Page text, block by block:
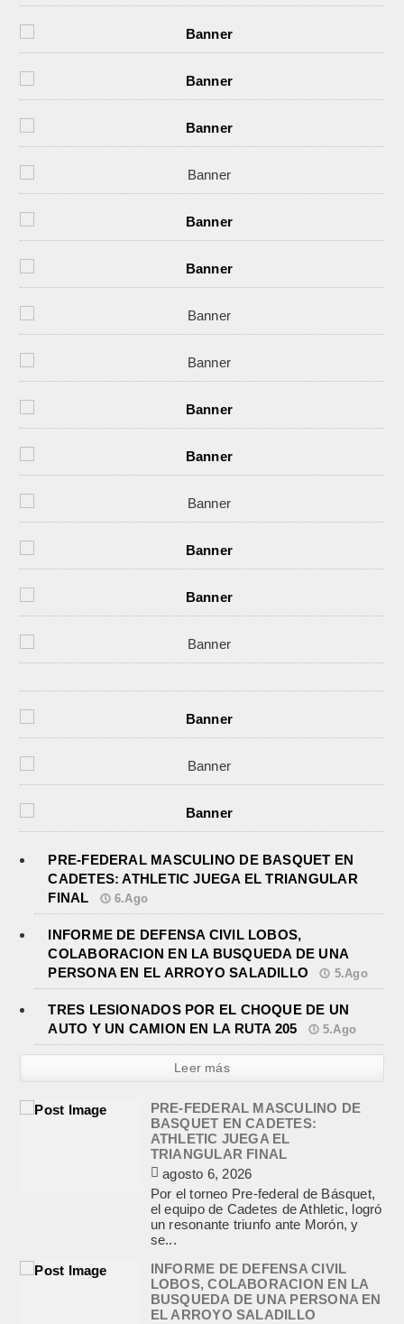
PRE-FEDERAL MASCULINO DE BASQUET EN
CADETES: ATHLETIC JUEGA EL TRIANGULAR
FINAL
6.Ago
INFORME DE DEFENSA CIVIL LOBOS,
COLABORACION EN LA BUSQUEDA DE UNA
PERSONA EN EL ARROYO SALADILLO
5.Ago
TRES LESIONADOS POR EL CHOQUE DE UN
AUTO Y UN CAMION EN LA RUTA 205
5.Ago
Leer más
PRE-FEDERAL MASCULINO DE
BASQUET EN CADETES:
ATHLETIC JUEGA EL
TRIANGULAR FINAL
agosto 6, 2026
Por el torneo Pre-federal de Básquet,
el equipo de Cadetes de Athletic, logró
un resonante triunfo ante Morón, y
se...
INFORME DE DEFENSA CIVIL
LOBOS, COLABORACION EN LA
BUSQUEDA DE UNA PERSONA EN
EL ARROYO SALADILLO